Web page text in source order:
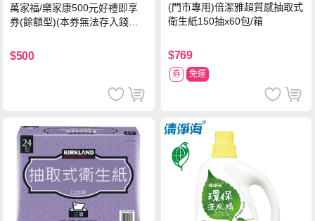
萬家福/樂家康500元好禮即享
券(餘額型)(本券無法存入錢包
$500
(門市專用)倍潔雅超質感抽取式
衛生紙150抽x60包/箱
$769
券 免運